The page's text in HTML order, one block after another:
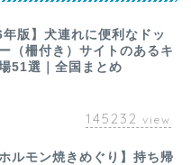
年版】犬連れに便利なドッ
（柵付き）サイトのあるキ
51選｜全国まとめ
145232 view
ホルモン焼きめぐり】持ち帰